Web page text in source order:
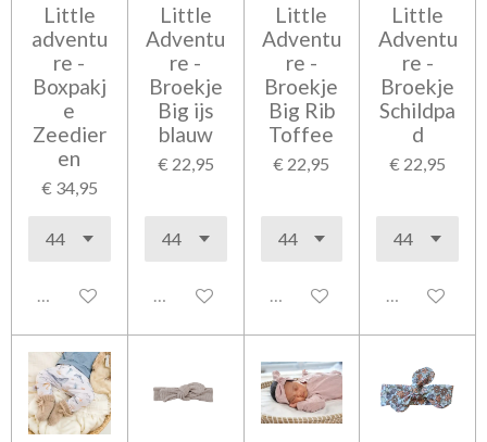
Little
adventu
re -
Boxpakj
e
Zeedier
en
€ 34,95
Uitgeschakeld
Little
Adventu
re -
Broekje
Big ijs
blauw
€ 22,95
Uitgeschakeld
Little
Adventu
re -
Broekje
Big Rib
Toffee
€ 22,95
Uitgeschakeld
Little
Adventu
re -
Broekje
Schildpa
d
€ 22,95